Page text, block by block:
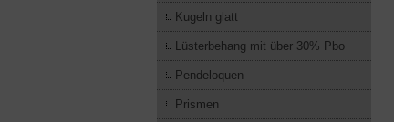
Kugeln glatt
Lüsterbehang mit über 30% Pbo
Pendeloquen
Prismen